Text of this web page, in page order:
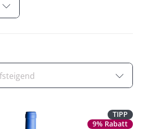
TIPP
9% Rabatt